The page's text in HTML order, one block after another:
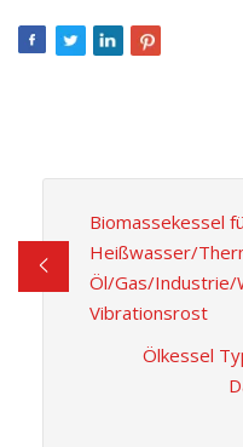
Biomassekessel
Heißwasser/
Öl/Gas/Industrie/
Vibrationsrost
Ölkessel